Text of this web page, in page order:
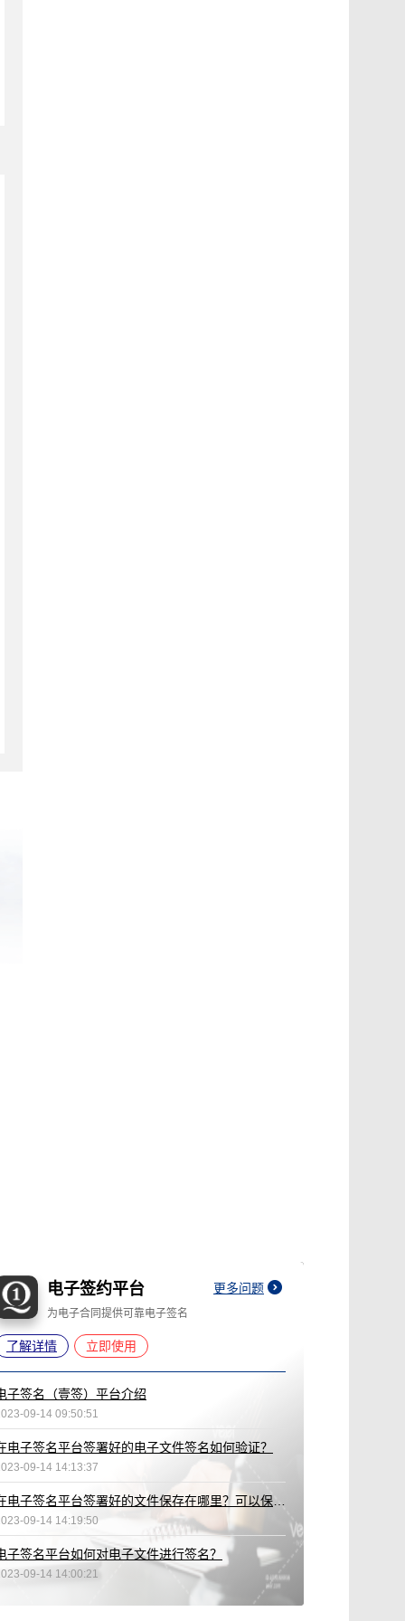
电子签约平台 更多问题
为电子合同提供可靠电子签名
了解详情 立即使用
子签名（壹签）平台介绍
09-14 09:50:51
电子签名平台签署好的电子文件签名如何验证？
09-14 14:13:37
09-14 14:19:50
子签名平台如何对电子文件进行签名？
09-14 14:00:21